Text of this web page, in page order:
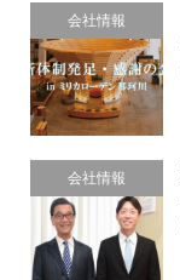
会社情報
会社情報